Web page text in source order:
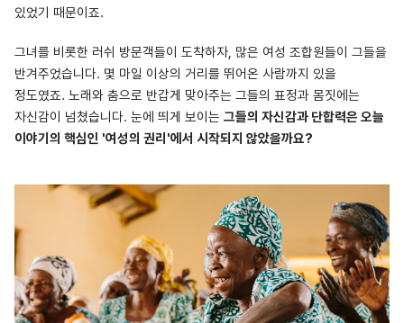
있었기 때문이죠.
그녀를 비롯한 러쉬 방문객들이 도착하자, 많은 여성 조합원들이 그들을
반겨주었습니다. 몇 마일 이상의 거리를 뛰어온 사람까지 있을
정도였죠. 노래와 춤으로 반갑게 맞아주는 그들의 표정과 몸짓에는
자신감이 넘쳤습니다. 눈에 띄게 보이는 그들의 자신감과 단합력은 오늘
이야기의 핵심인 '여성의 권리'에서 시작되지 않았을까요?